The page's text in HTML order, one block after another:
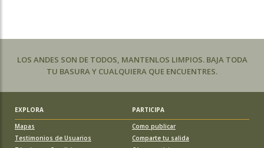
LOS ANDES SON DE TODOS, MANTENLOS LIMPIOS. BAJA TODA
TU BASURA Y CUALQUIERA QUE ENCUENTRES.
EXPLORA
PARTICIPA
Mapas
Testimonios de Usuarios
Como publicar
Comparte tu salida